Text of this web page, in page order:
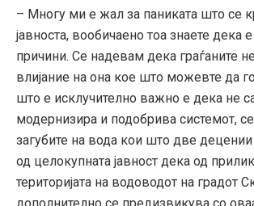
– Многу ми е жал за паниката што се
јавноста, вообичаено тоа знаете дека
причини. Се надевам дека граѓаните
влијание на она кое што можевте да
што е исклучително важно е дека не
модернизира и подобрива системот,
загубите на вода кои што две
од целокупната јавност дека од
територијата на водоводот на градот